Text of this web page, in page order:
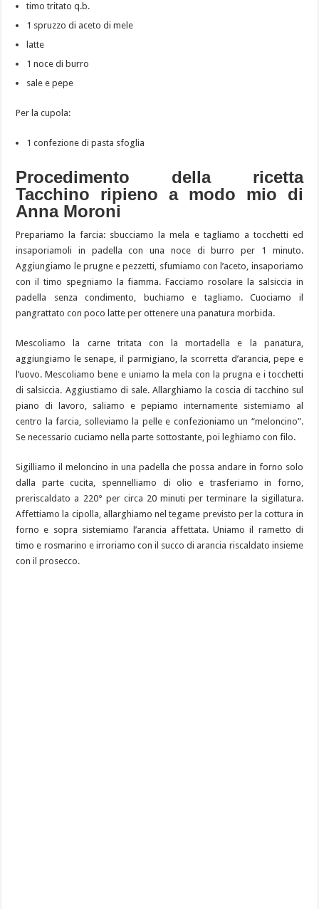
timo tritato q.b.
1 spruzzo di aceto di mele
latte
1 noce di burro
sale e pepe
Per la cupola:
1 confezione di pasta sfoglia
Procedimento della ricetta
Tacchino ripieno a modo mio di
Anna Moroni
Prepariamo la farcia: sbucciamo la mela e tagliamo a tocchetti ed
insaporiamoli in padella con una noce di burro per 1 minuto.
Aggiungiamo le prugne e pezzetti, sfumiamo con l’aceto, insaporiamo
con il timo spegniamo la fiamma. Facciamo rosolare la salsiccia in
padella senza condimento, buchiamo e tagliamo. Cuociamo il
pangrattato con poco latte per ottenere una panatura morbida.
Mescoliamo la carne tritata con la mortadella e la panatura,
aggiungiamo le senape, il parmigiano, la scorretta d’arancia, pepe e
l’uovo. Mescoliamo bene e uniamo la mela con la prugna e i tocchetti
di salsiccia. Aggiustiamo di sale. Allarghiamo la coscia di tacchino sul
piano di lavoro, saliamo e pepiamo internamente sistemiamo al
centro la farcia, solleviamo la pelle e confezioniamo un “meloncino”.
Se necessario cuciamo nella parte sottostante, poi leghiamo con filo.
Sigilliamo il meloncino in una padella che possa andare in forno solo
dalla parte cucita, spennelliamo di olio e trasferiamo in forno,
preriscaldato a 220° per circa 20 minuti per terminare la sigillatura.
Affettiamo la cipolla, allarghiamo nel tegame previsto per la cottura in
forno e sopra sistemiamo l’arancia affettata. Uniamo il rametto di
timo e rosmarino e irroriamo con il succo di arancia riscaldato insieme
con il prosecco.